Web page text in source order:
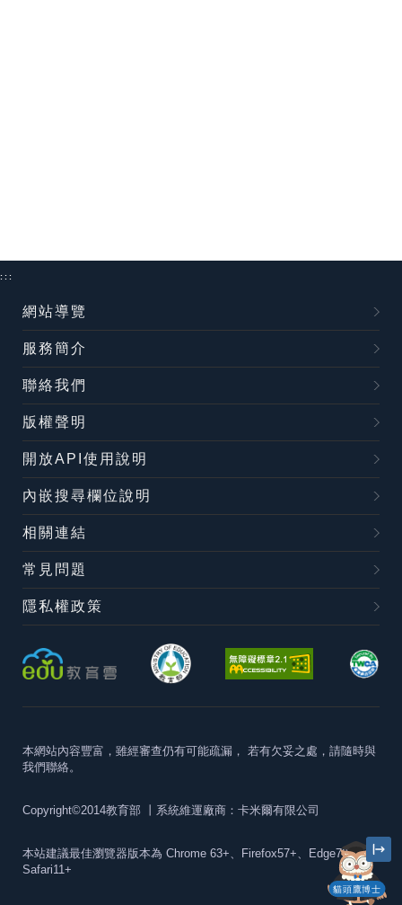
貓頭鷹博士
:::
網站導覽
服務簡介
聯絡我們
版權聲明
開放API使用說明
內嵌搜尋欄位說明
相關連結
常見問題
隱私權政策
本網站內容豐富，雖經審查仍有可能疏漏， 若有欠妥之處，請隨時與
我們聯絡。
Copyright©2014教育部 丨系統維運廠商：卡米爾有限公司
本站建議最佳瀏覽器版本為 Chrome 63+、Firefox57+、Edge79+及
Safari11+